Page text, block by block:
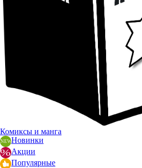
Комиксы и манга
Новинки
Акции
Популярные